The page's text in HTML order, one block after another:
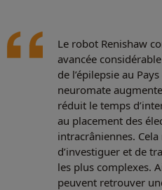
Le robot Renishaw
avancée
de l’épilepsie au
neuromate
réduit le temps
au placement des
intracrâniennes.
d’investiguer et de
les plus complexes.
peuvent retrouver